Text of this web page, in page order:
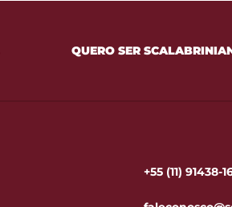
QUERO SER
+55 (11) 91438-